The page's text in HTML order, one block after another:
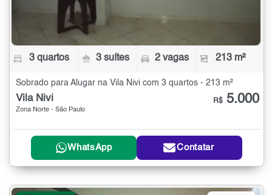
3 quartos 3 suítes 2 vagas 213 m²
Sobrado para Alugar na Vila Nivi com 3 quartos - 213 m²
Vila Nivi
Zona Norte - São Paulo
R$ 5.000
WhatsApp Contatar